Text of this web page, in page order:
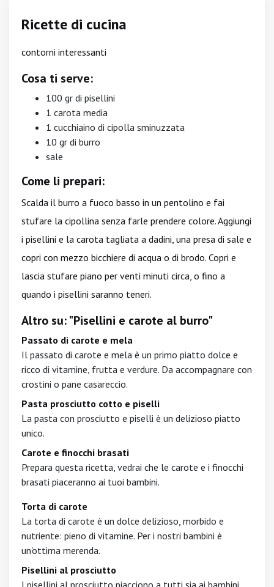
Ricette di cucina
contorni interessanti
Cosa ti serve:
100 gr di pisellini
1 carota media
1 cucchiaino di cipolla sminuzzata
10 gr di burro
sale
Come li prepari:
Scalda il burro a fuoco basso in un pentolino e fai
stufare la cipollina senza farle prendere colore. Aggiungi
i pisellini e la carota tagliata a dadini, una presa di sale e
copri con mezzo bicchiere di acqua o di brodo. Copri e
lascia stufare piano per venti minuti circa, o fino a
quando i pisellini saranno teneri.
Altro su: "Pisellini e carote al burro"
Passato di carote e mela
Il passato di carote e mela è un primo piatto dolce e
ricco di vitamine, frutta e verdure. Da accompagnare con
crostini o pane casareccio.
Pasta prosciutto cotto e piselli
La pasta con prosciutto e piselli è un delizioso piatto
unico.
Carote e finocchi brasati
Prepara questa ricetta, vedrai che le carote e i finocchi
brasati piaceranno ai tuoi bambini.
Torta di carote
La torta di carote è un dolce delizioso, morbido e
nutriente: pieno di vitamine. Per i nostri bambini è
un'ottima merenda.
Pisellini al prosciutto
I pisellini al prosciutto piacciono a tutti sia ai bambini